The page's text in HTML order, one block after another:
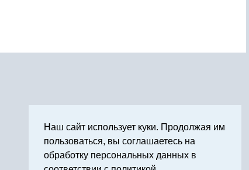
Наш сайт использует куки. Продолжая им
пользоваться, вы соглашаетесь на
обработку персональных данных в